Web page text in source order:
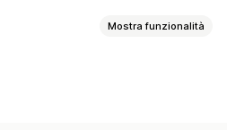
Mostra funzionalità